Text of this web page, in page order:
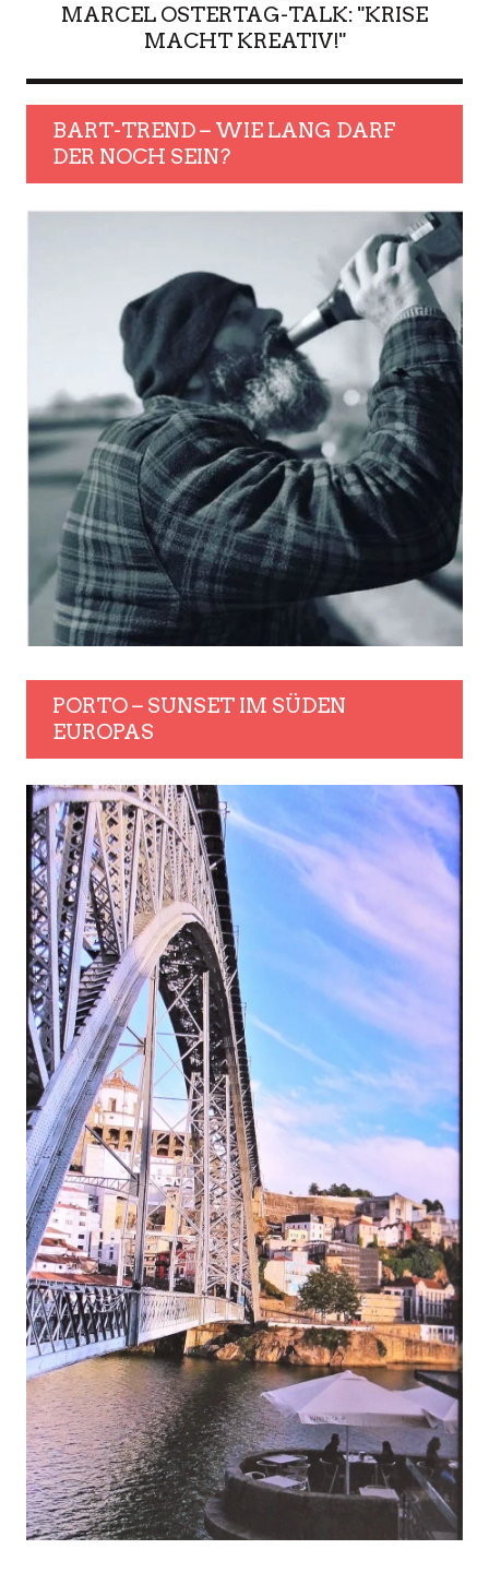
MARCEL OSTERTAG-TALK: "KRISE
MACHT KREATIV!"
BART-TREND – WIE LANG DARF
DER NOCH SEIN?
PORTO – SUNSET IM SÜDEN
EUROPAS